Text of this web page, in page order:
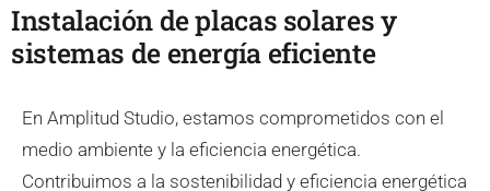
Instalación de placas solares y
sistemas de energía eficiente
En Amplitud Studio, estamos comprometidos con el
medio ambiente y la eficiencia energética.
Contribuimos a la sostenibilidad y eficiencia energética